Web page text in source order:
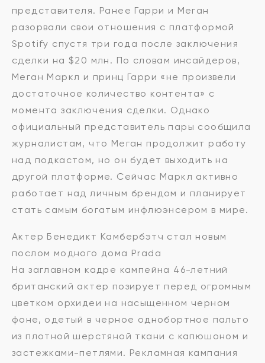
представителя. Ранее Гарри и Меган
разорвали свои отношения с платформой
Spotify спустя три года после заключения
сделки на $20 млн. По словам инсайдеров,
Меган Маркл и принц Гарри «не произвели
достаточное количество контента» с
момента заключения сделки. Однако
официальный представитель пары сообщила
журналистам, что Меган продолжит работу
над подкастом, но он будет выходить на
другой платформе. Сейчас Маркл активно
работает над личным брендом и планирует
стать самым богатым инфлюэнсером в мире.
Актер Бенедикт Камбербэтч стал новым
послом модного дома Prada
На заглавном кадре кампейна 46-летний
британский актер позирует перед огромным
цветком орхидеи на насыщенном черном
фоне, одетый в черное однобортное пальто
из плотной шерстяной ткани с капюшоном и
застежками-петлями. Рекламная кампания